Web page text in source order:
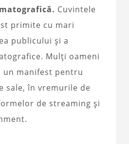
Cuvintele
primite cu mari
publicului și a
Mulți oameni
un manifest pentru
sale, în vremurile de
de streaming și